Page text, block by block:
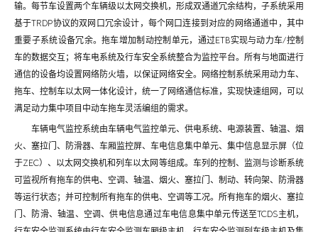
输。每节车设置两个车辆级以太网交换机，形成双通道冗余结构，子系统采用
基于TRDP协议的双网口冗余设计，每个网口连接到对应的网络通道中，其中
重要子系统设备冗余。拖车增加制动控制单元，通过ETB实现与动力车/控制
车的数据交互；将车电系统及行车安全系统整合为监控平台。所有与地面进行
通信的设备均设置网络防火墙，以保证网络安全。网络控制系统采用动力车、
拖车、控制车以太网一体化设计，统一了网络通信标准，实现快速组网，可以
满足动力集中项目中动车拖车灵活编组的需求。
车辆电气监控系统由车辆电气监控单元、供电系统、电源装置、轴温、烟
火、塞拉门、防滑器、车厢监控屏、车电信息集中单元、集中信息显示屏（位
于ZEC）、以太网交换机和列车以太网等组成。车列的控制、监测与诊断系统
可监视所有拖车的供电、空调、轴温、烟火、塞拉门、制动、转向架、防滑器
等运行状态；并可控制所有拖车的供电、空调等工况。所有拖车的烟火、塞拉
门、防滑、轴温、空调、供电信息通过车电信息集中单元传送至TCDS主机，